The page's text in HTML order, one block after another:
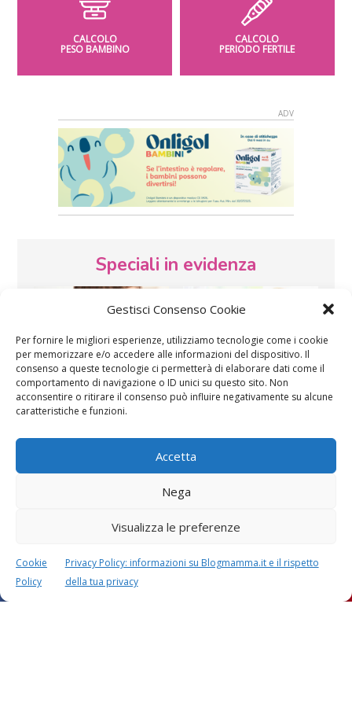
Gestisci Consenso Cookie
Per fornire le migliori esperienze, utilizziamo tecnologie come i cookie
per memorizzare e/o accedere alle informazioni del dispositivo. Il
consenso a queste tecnologie ci permetterà di elaborare dati come il
comportamento di navigazione o ID unici su questo sito. Non
acconsentire o ritirare il consenso può influire negativamente su alcune
caratteristiche e funzioni.
Accetta
Nega
Visualizza le preferenze
Cookie
Policy
Privacy Policy: informazioni su Blogmamma.it e il rispetto
della tua privacy
CALCOLO
PESO BAMBINO
CALCOLO
PERIODO FERTILE
Speciali in evidenza
Vaccini SOS Pediatra
Festa della mamma:
d’auguri, filastrocche
Le settimane di